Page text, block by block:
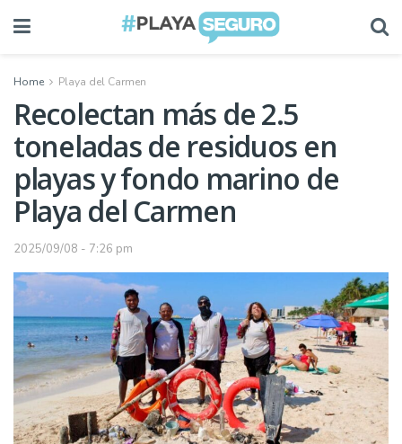
Home Playa del Carmen
Recolectan más de 2.5
toneladas de residuos en
playas y fondo marino de
Playa del Carmen
2025/09/08 - 7:26 pm